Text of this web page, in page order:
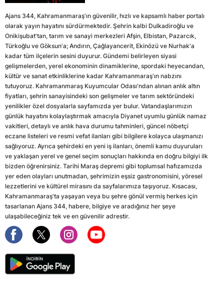
Ajans 344, Kahramanmaraş'ın güvenilir, hızlı ve kapsamlı haber portalı
olarak yayın hayatını sürdürmektedir. Şehrin kalbi Dulkadiroğlu ve
Onikişubat'tan, tarım ve sanayi merkezleri Afşin, Elbistan, Pazarcık,
Türkoğlu ve Göksun'a; Andırın, Çağlayancerit, Ekinözü ve Nurhak'a
kadar tüm ilçelerin sesini duyurur. Gündemi belirleyen siyasi
gelişmelerden, yerel ekonominin dinamiklerine, spordaki heyecandan,
kültür ve sanat etkinliklerine kadar Kahramanmaraş'ın nabzını
tutuyoruz. Kahramanmaraş Kuyumcular Odası'ndan alınan anlık altın
fiyatları, şehrin sanayisindeki son gelişmeler ve tarım sektöründeki
yenilikler özel dosyalarla sayfamızda yer bulur. Vatandaşlarımızın
günlük hayatını kolaylaştırmak amacıyla Diyanet uyumlu günlük namaz
vakitleri, detaylı ve anlık hava durumu tahminleri, güncel nöbetçi
eczane listeleri ve resmi vefat ilanları gibi bilgilere kolayca ulaşmanızı
sağlıyoruz. Ayrıca şehirdeki en yeni iş ilanları, önemli kamu duyuruları
ve yaklaşan yerel ve genel seçim sonuçları hakkında en doğru bilgiyi ilk
bizden öğrenirsiniz. Tarihi Maraş depremi gibi toplumsal hafızamızda
yer eden olayları unutmadan, şehrimizin eşsiz gastronomisini, yöresel
lezzetlerini ve kültürel mirasını da sayfalarımıza taşıyoruz. Kısacası,
Kahramanmaraş'ta yaşayan veya bu şehre gönül vermiş herkes için
tasarlanan Ajans 344, habere, bilgiye ve aradığınız her şeye
ulaşabileceğiniz tek ve en güvenilir adrestir.